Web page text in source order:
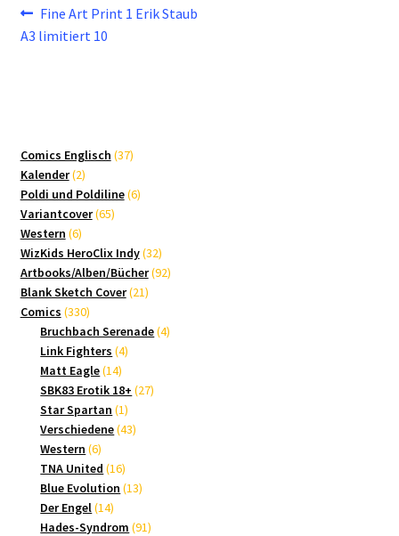
Beitragsnavigation
Vorheriger
Beitrag:
Fine Art Print 1 Erik Staub
A3 limitiert 10
Comics Englisch 3737
Kalender 22
Produkte
Poldi und Poldiline 66
Variantcover 6565
Western 66
Produkte
WizKids HeroClix Indy 3232
Produkte
Artbooks/Alben/Bücher 9292
Blank Sketch Cover 2121
Comics 330330
Produkte
Bruchbach Serenade 44
Link Fighters 44
Matt Eagle 1414
Produkte
SBK83 Erotik 18+ 2727
Star Spartan 11
Produkt
Verschiedene 4343
Western 66
Produkte
TNA United 1616
Produkte
Blue Evolution 1313
Der Engel 1414
Produkte
Hades-Syndrom 9191